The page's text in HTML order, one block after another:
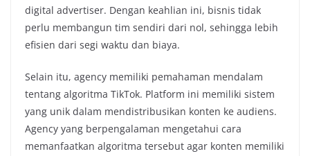
digital advertiser. Dengan keahlian ini, bisnis tidak
perlu membangun tim sendiri dari nol, sehingga lebih
efisien dari segi waktu dan biaya.
Selain itu, agency memiliki pemahaman mendalam
tentang algoritma TikTok. Platform ini memiliki sistem
yang unik dalam mendistribusikan konten ke audiens.
Agency yang berpengalaman mengetahui cara
memanfaatkan algoritma tersebut agar konten memiliki